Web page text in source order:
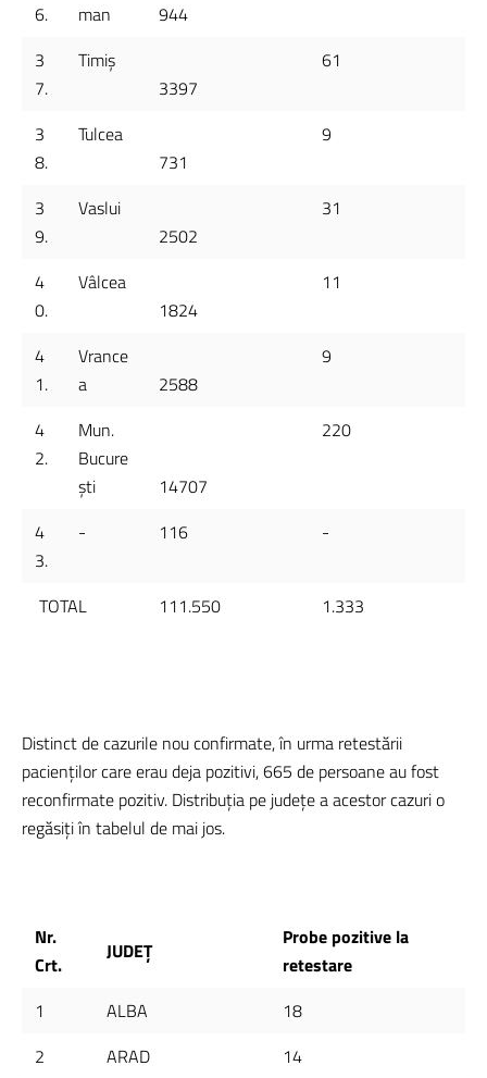
6.
man
944
3
7.
Timiș
3397
61
3
8.
Tulcea
731
9
3
9.
Vaslui
2502
31
4
0.
Vâlcea
1824
11
4
1.
Vrance
a
2588
9
4
2.
Mun.
Bucure
ști
14707
220
4
3.
- 116 -
TOTAL 111.550 1.333
Distinct de cazurile nou confirmate, în urma retestării
pacienților care erau deja pozitivi, 665 de persoane au fost
reconfirmate pozitiv. Distribuția pe județe a acestor cazuri o
regăsiți în tabelul de mai jos.
Nr.
Crt.
JUDEȚ
Probe pozitive la
retestare
1
ALBA
18
2
ARAD
14